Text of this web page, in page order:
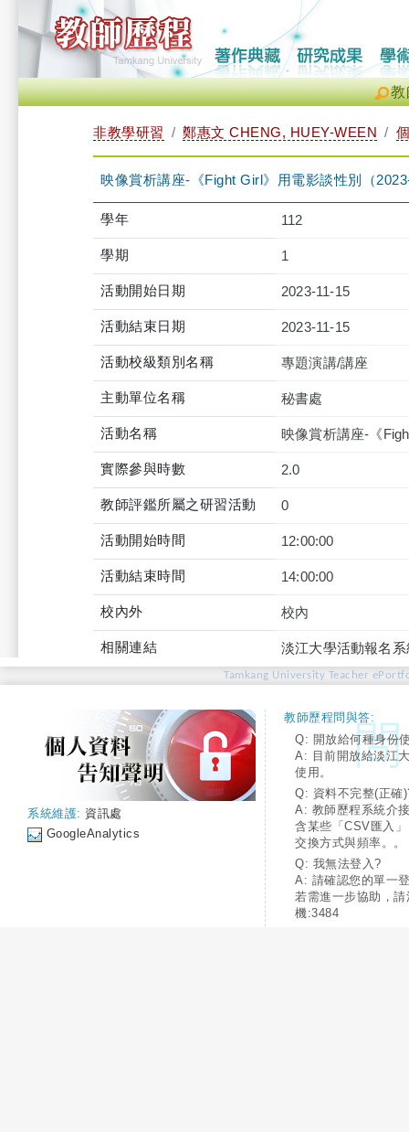
教
非教學研習 鄭惠文 CHENG, HUEY-WEEN
映像賞析講座-《Fight Girl》用電影談性別（
學年 112
學期 1
活動開始日期 2023-11-15
活動結束日期 2023-11-15
活動校級類別名稱 專題演講/講座
主動單位名稱 秘書處
活動名稱 映像賞析講座-《
實際參與時數 2.0
教師評鑑所屬之研習活動 0
活動開始時間 12:00:00
活動結束時間 14:00:00
校內外 校內
相關連結 淡江大學活動報名
Tamkang University Teacher
系統維護: 資訊處
GoogleAnalytics
教師歷程問與答:
Q: 開放給何種身份
A: 目前開放給淡江
使用。
Q: 資料不完整(正確
A: 教師歷程系統介
含某些「CSV匯入
交換方式與頻率。。
Q: 我無法登入?
A: 請確認您的單一
若需進一步協助，
機:3484